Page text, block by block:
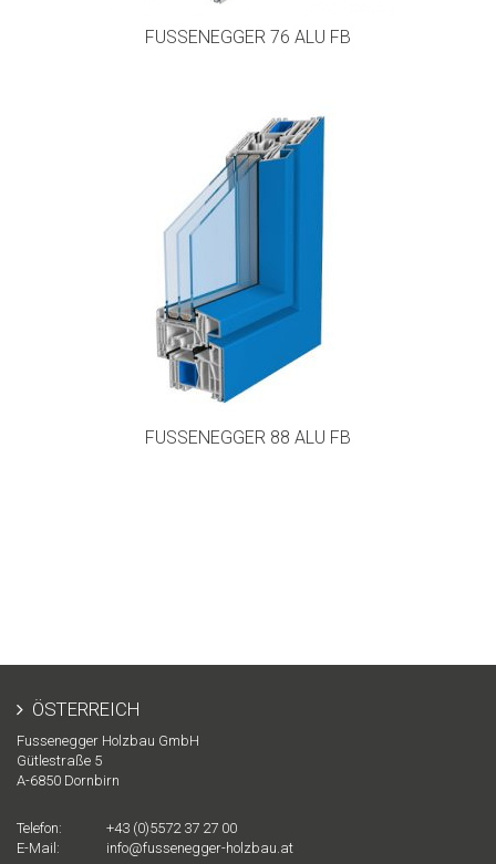
FUSSENEGGER 76 ALU FB
FUSSENEGGER 88 ALU FB
ÖSTERREICH
Fussenegger Holzbau GmbH
Gütlestraße 5
A-6850 Dornbirn
Telefon:
+43 (0)5572 37 27 00
E-Mail:
info@fussenegger-holzbau.at